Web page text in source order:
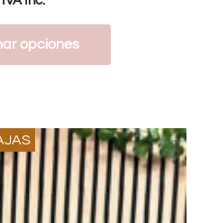
opciones